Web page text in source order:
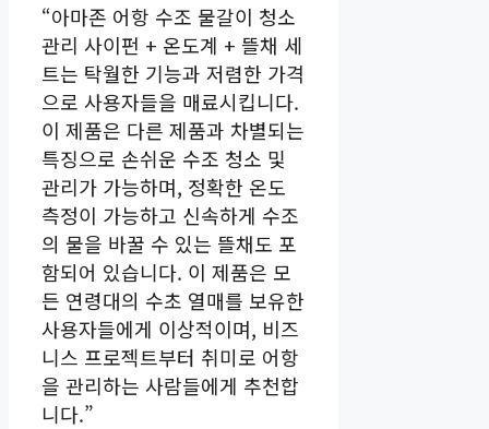
“아마존 어항 수조 물갈이 청소
관리 사이펀 + 온도계 + 뜰채 세
트는 탁월한 기능과 저렴한 가격
으로 사용자들을 매료시킵니다.
이 제품은 다른 제품과 차별되는
특징으로 손쉬운 수조 청소 및
관리가 가능하며, 정확한 온도
측정이 가능하고 신속하게 수조
의 물을 바꿀 수 있는 뜰채도 포
함되어 있습니다. 이 제품은 모
든 연령대의 수초 열매를 보유한
사용자들에게 이상적이며, 비즈
니스 프로젝트부터 취미로 어항
을 관리하는 사람들에게 추천합
니다.”